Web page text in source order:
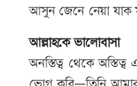
আসুন জেনে নেয়া
আল্লাহকে ভালোবাসা
অনস্তিত্ব থেকে